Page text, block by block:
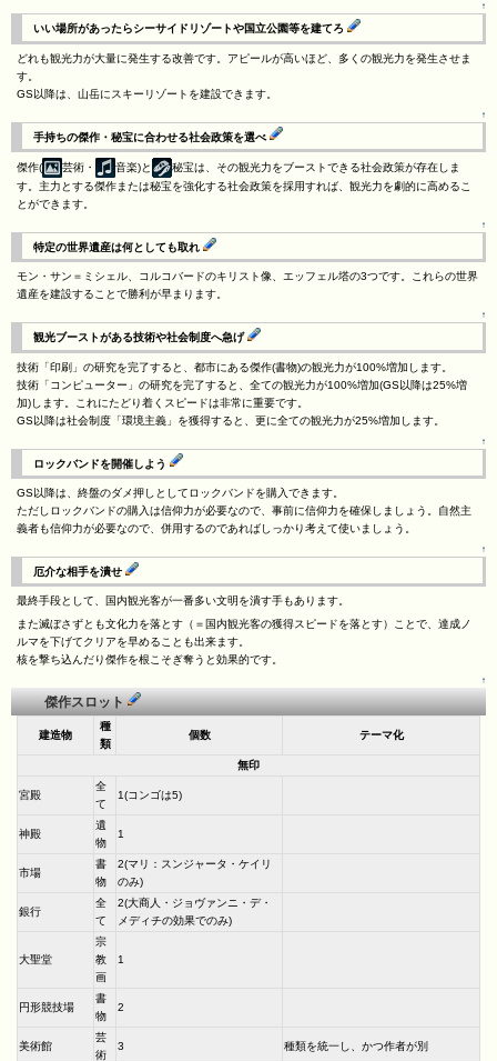
↑
いい場所があったらシーサイドリゾートや国立公園等を建てろ
どれも観光力が大量に発生する改善です。アピールが高いほど、多くの観光力を発生させま
す。
GS以降は、山岳にスキーリゾートを建設できます。
↑
手持ちの傑作・秘宝に合わせる社会政策を選べ
傑作( 芸術・ 音楽)と
秘宝は、その観光力をブーストできる社会政策が存在しま
す。主力とする傑作または秘宝を強化する社会政策を採用すれば、観光力を劇的に高めるこ
とができます。
↑
特定の世界遺産は何としても取れ
モン・サン＝ミシェル、コルコバードのキリスト像、エッフェル塔の3つです。これらの世界
遺産を建設することで勝利が早まります。
↑
観光ブーストがある技術や社会制度へ急げ
技術「印刷」の研究を完了すると、都市にある傑作(書物)の観光力が100%増加します。
技術「コンピューター」の研究を完了すると、全ての観光力が100%増加(GS以降は25%増
加)します。これにたどり着くスピードは非常に重要です。
GS以降は社会制度「環境主義」を獲得すると、更に全ての観光力が25%増加します。
↑
ロックバンドを開催しよう
GS以降は、終盤のダメ押しとしてロックバンドを購入できます。
ただしロックバンドの購入は信仰力が必要なので、事前に信仰力を確保しましょう。自然主
義者も信仰力が必要なので、併用するのであればしっかり考えて使いましょう。
↑
厄介な相手を潰せ
最終手段として、国内観光客が一番多い文明を潰す手もあります。
また滅ぼさずとも文化力を落とす（＝国内観光客の獲得スピードを落とす）ことで、達成ノ
ルマを下げてクリアを早めることも出来ます。
核を撃ち込んだり傑作を根こそぎ奪うと効果的です。
↑
傑作スロット
建造物
種
類
個数 テーマ化
無印
宮殿
全
て
1(コンゴは5)
神殿
遺
物
1
市場
書
物
2(マリ：スンジャータ・ケイリ
のみ)
銀行
全
て
2(大商人・ジョヴァンニ・デ・
メディチの効果でのみ)
大聖堂
宗
教
画
1
円形競技場
書
物
2
美術館
芸
術
3 種類を統一し、かつ作者が別